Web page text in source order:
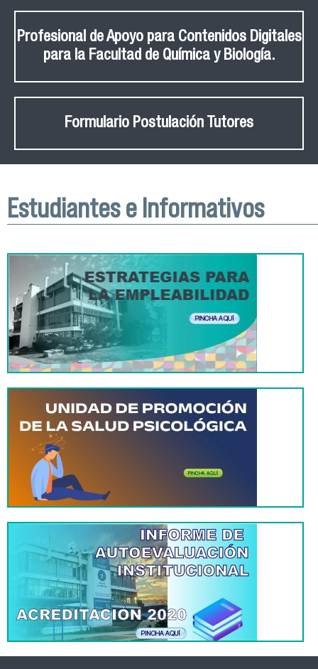
Profesional de Apoyo para Contenidos Digitales
para la Facultad de Química y Biología.
Formulario Postulación Tutores
Estudiantes e Informativos